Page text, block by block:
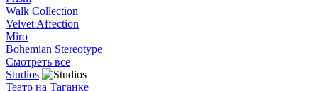
Walk Collection
Velvet Affection
Miro
Bohemian Stereotype
Смотреть все
Studios
Театр на Таганке